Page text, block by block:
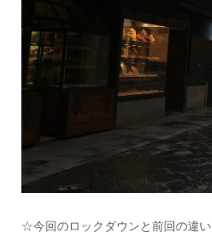
☆今回のロックダウンと前回の違